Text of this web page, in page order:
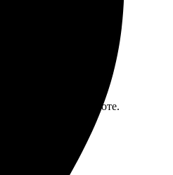
качество на высоте.